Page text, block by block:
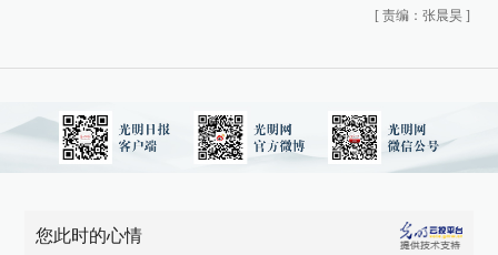
[ 责编：张晨昊 ]
您此时的心情